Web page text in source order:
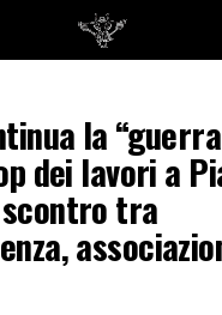
la
dei lavori a
tra